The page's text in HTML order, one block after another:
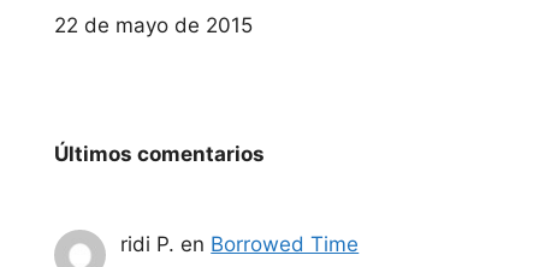
Fecha
22 de mayo de 2015
Últimos comentarios
ridi P. en Borrowed Time